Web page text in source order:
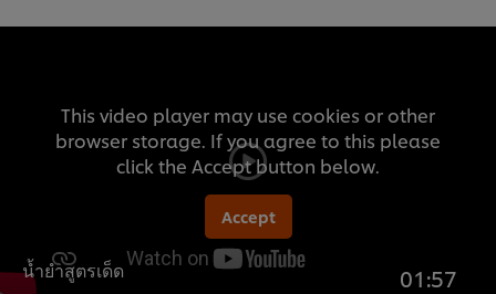
This video player may use cookies or other
browser storage. If you agree to this please
click the Accept button below.
Accept
น้ำยำสูตรเด็ด 01:57